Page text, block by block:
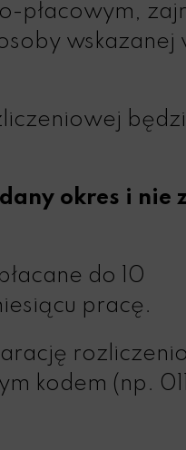
płacowym,
wskazanej
okres i nie
do 10
pracę.
kodem (np.